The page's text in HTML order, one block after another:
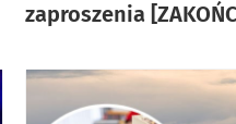
zaproszenia